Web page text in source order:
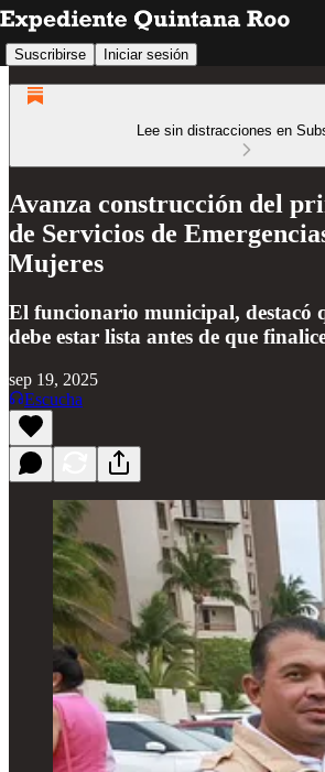
Suscribirse Iniciar sesión
Lee sin distracciones en
Avanza construcción del
de Servicios de
Mujeres
El funcionario municipal, destacó
debe estar lista antes de que
sep 19, 2025
Escucha